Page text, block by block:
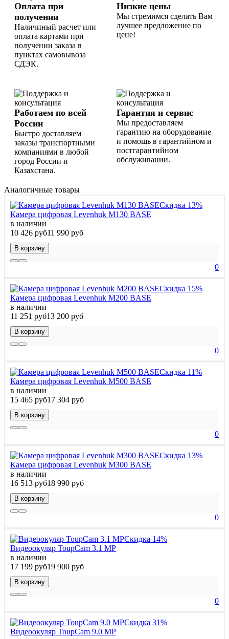
Оплата при
получении
Наличиный расчет или
оплата картами при
получении заказа в
пунктах самовывоза
СДЭК.
Низкие цены
Мы стремимся сделать Вам
лучшее предложение по
цене!
Работаем по всей
России
Быстро доставляем
заказы транспортными
компаниями в любой
город России и
Казахстана.
Гарантия и сервис
Мы предоставляем
гарантию на оборудование
и помощь в гарантийном и
постгарантийном
обслуживании.
Аналогичные товары
Скидка 13%
Камера цифровая Levenhuk M130 BASE
в наличии
10 426 руб11 990 руб
В корзину
0
Скидка 15%
Камера цифровая Levenhuk M200 BASE
в наличии
11 251 руб13 200 руб
В корзину
0
Скидка 11%
Камера цифровая Levenhuk M500 BASE
в наличии
15 465 руб17 304 руб
В корзину
0
Скидка 13%
Камера цифровая Levenhuk M300 BASE
в наличии
16 513 руб18 990 руб
В корзину
0
Скидка 14%
Видеоокуляр ToupCam 3.1 MP
в наличии
17 199 руб19 900 руб
В корзину
0
Скидка 31%
Видеоокуляр ToupCam 9.0 MP